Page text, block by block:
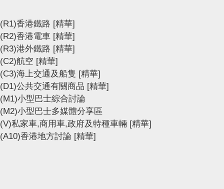
(R1)香港鐵路 [精華]
(R2)香港電車 [精華]
(R3)港外鐵路 [精華]
(C2)航空 [精華]
(C3)海上交通及船隻 [精華]
(D1)公共交通有關商品 [精華]
(M1)小型巴士綜合討論
(M2)小型巴士多媒體分享區
(V)私家車,商用車,政府及特種車輛 [精華]
(A10)香港地方討論 [精華]